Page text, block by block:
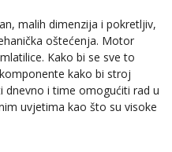
malih dimenzija i pokretljiv,
oštećenja. Motor
Kako bi se sve to
kako bi stroj
i time omogućiti rad u
uvjetima kao što su visoke